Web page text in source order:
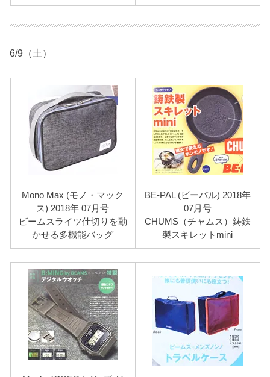
6/9（土）
Mono Max (モノ・マック
ス) 2018年 07月号
ビームスライツ仕切りを動
かせる多機能バッグ
BE-PAL (ビーパル) 2018年
07月号
CHUMS（チャムス）鋳鉄
製スキレットmini